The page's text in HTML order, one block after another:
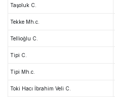
Taşoluk C.
Tekke Mh.c.
Tellioğlu C.
Tipi C.
Tipi Mh.c.
Toki Hacı İbrahim Veli C.